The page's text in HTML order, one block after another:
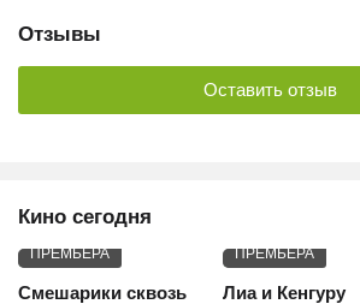
Отзывы
Оставить отзыв
Кино сегодня
ПРЕМЬЕРА
Смешарики сквозь
ПРЕМЬЕРА
Лиа и Кенгуру